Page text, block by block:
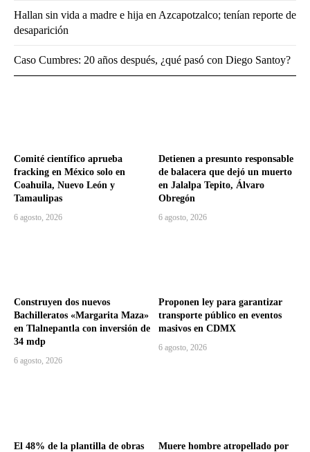
Comité científico aprueba
fracking en México solo en
Coahuila, Nuevo León y
Tamaulipas
6 agosto, 2026
Detienen a presunto responsable
de balacera que dejó un muerto
en Jalalpa Tepito, Álvaro
Obregón
6 agosto, 2026
Construyen dos nuevos
Bachilleratos «Margarita Maza»
en Tlalnepantla con inversión de
34 mdp
6 agosto, 2026
Proponen ley para garantizar
transporte público en eventos
masivos en CDMX
6 agosto, 2026
El 48% de la plantilla de obras
Muere hombre atropellado por
Hallan sin vida a madre e hija en Azcapotzalco; tenían reporte de
desaparición
Caso Cumbres: 20 años después, ¿qué pasó con Diego Santoy?